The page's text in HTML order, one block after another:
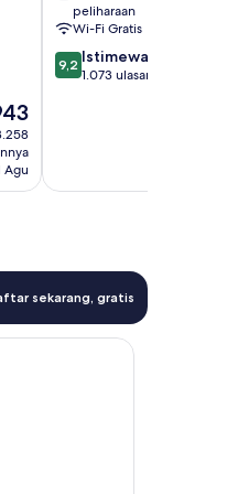
Agu
peliharaan
Wi-Fi Gratis
9.2
dari
9,2 Istimewa
1.073 ulasan
sekarang, gratis